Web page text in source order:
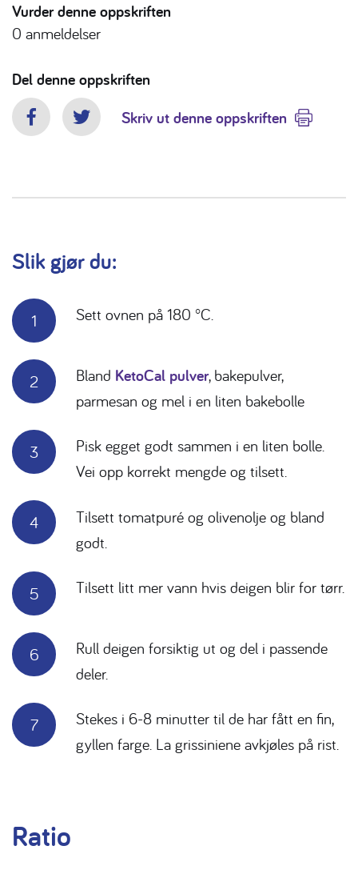
Vurder denne oppskriften
0 anmeldelser
Del denne oppskriften
FacebookTwitterSkriv ut denne oppskriften
Slik gjør du:
Sett ovnen på 180 °C.
Bland KetoCal pulver, bakepulver,
parmesan og mel i en liten bakebolle
Pisk egget godt sammen i en liten bolle.
Vei opp korrekt mengde og tilsett.
Tilsett tomatpuré og olivenolje og bland
godt.
Tilsett litt mer vann hvis deigen blir for tørr.
Rull deigen forsiktig ut og del i passende
deler.
Stekes i 6-8 minutter til de har fått en fin,
gyllen farge. La grissiniene avkjøles på rist.
Ratio